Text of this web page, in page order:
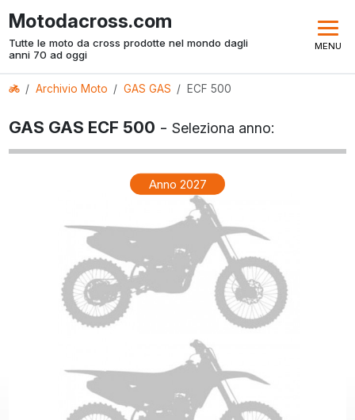
Motodacross.com
Tutte le moto da cross prodotte nel mondo dagli
anni 70 ad oggi
MENU
Archivio Moto GAS GAS ECF 500
GAS GAS ECF 500 -Seleziona anno:
Anno 2027